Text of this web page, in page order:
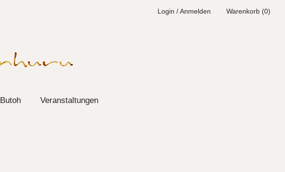
Login / Anmelden Warenkorb (0)
Butoh Veranstaltungen